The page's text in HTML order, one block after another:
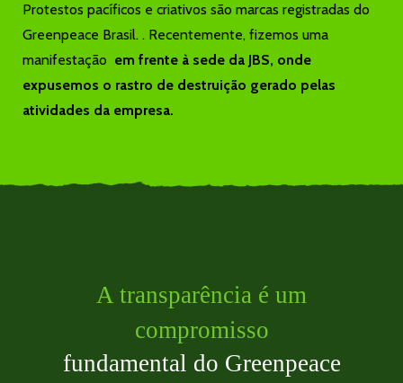
Protestos pacíficos e criativos são marcas registradas do
Greenpeace Brasil. . Recentemente, fizemos uma
manifestação em frente à sede da JBS, onde
expusemos o rastro de destruição gerado pelas
atividades da empresa.
A transparência é um
compromisso
fundamental do Greenpeace